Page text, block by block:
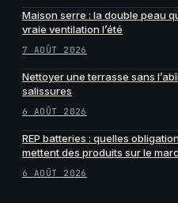
Maison serre : la double peau
vraie ventilation l’été
7 AOÛT 2026
Nettoyer une terrasse sans
salissures
6 AOÛT 2026
REP batteries : quelles
mettent des produits sur le
6 AOÛT 2026